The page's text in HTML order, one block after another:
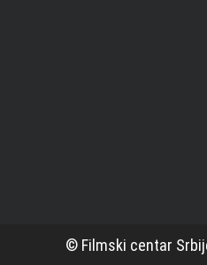
© Filmski centar